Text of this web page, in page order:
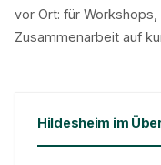
vor Ort: für
Zusammenarbeit auf
Hildesheim im